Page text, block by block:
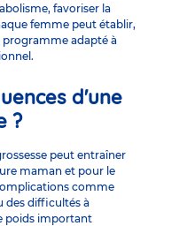
favoriser la
femme peut établir,
programme adapté à
d'une
?
peut entraîner
maman et pour le
comme
des difficultés à
poids important